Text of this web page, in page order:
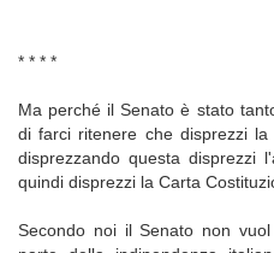
* * * *
Ma perché il Senato è stato
di farci ritenere che disprezzi
disprezzando questa disprezzi
quindi disprezzi la Carta
Secondo noi il Senato non